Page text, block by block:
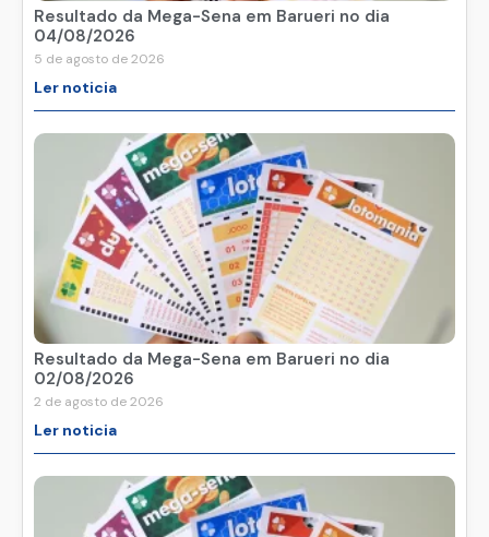
Resultado da Mega-Sena em Barueri no dia
04/08/2026
5 de agosto de 2026
Ler noticia
Resultado da Mega-Sena em Barueri no dia
02/08/2026
2 de agosto de 2026
Ler noticia